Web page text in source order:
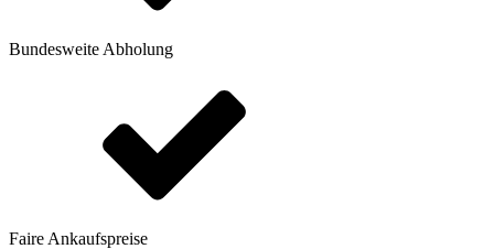
Bundesweite Abholung
Faire Ankaufspreise